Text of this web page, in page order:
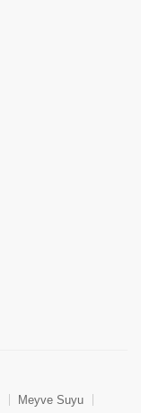
Meyve Suyu